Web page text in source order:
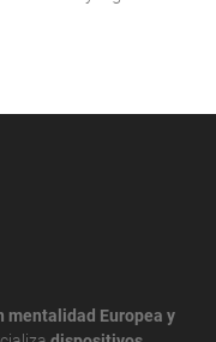
mentalidad Europea y